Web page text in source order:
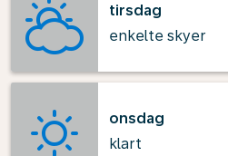
tirsdag
enkelte skyer
onsdag
klart